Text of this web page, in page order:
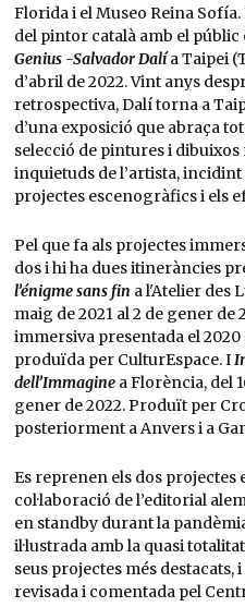
Florida i el Museo Reina
del pintor català amb el
Genius -Salvador Dalía Taipei
d’abril de 2022. Vint anys
retrospectiva, Dalí torna a
d’una exposició que abraça
selecció de pintures i
inquietuds de l’artista,
projectes escenogràfics i els
Pel que fa als projectes
dos i hi ha dues itineràncies
l’énigme sans fin a l'Atelier des
maig de 2021 al 2 de gener de
immersiva presentada el 2020
produïda per CulturEspace. I
dell’Immagine a Florència, del
gener de 2022. Produït per
posteriorment a Anvers i a
Es reprenen els dos projectes
col·laboració de l’editorial
en standby durant la
il·lustrada amb la quasi
seus projectes més destacats, i
revisada i comentada pel